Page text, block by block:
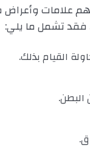
وأعراض
فقد تشمل ما يلي:
القيام بذلك.
البطن.